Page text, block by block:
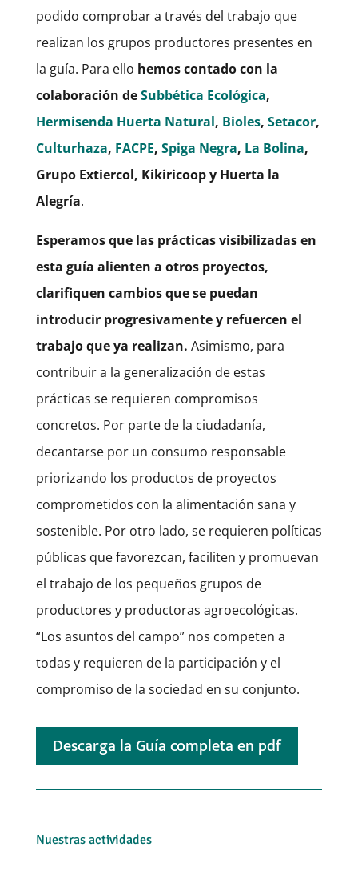
podido comprobar a través del trabajo que
realizan los grupos productores presentes en
la guía. Para ello hemos contado con la
colaboración deSubbética Ecológica,
Hermisenda Huerta Natural, Bioles, Setacor,
Culturhaza, FACPE, Spiga Negra, La Bolina,
Grupo Extiercol, Kikiricoop y Huerta la
Alegría.
Esperamos que las prácticas visibilizadas en
esta guía alienten a otros proyectos,
clarifiquen cambios que se puedan
introducir progresivamente y refuercen el
trabajo que ya realizan. Asimismo, para
contribuir a la generalización de estas
prácticas se requieren compromisos
concretos. Por parte de la ciudadanía,
decantarse por un consumo responsable
priorizando los productos de proyectos
comprometidos con la alimentación sana y
sostenible. Por otro lado, se requieren políticas
públicas que favorezcan, faciliten y promuevan
el trabajo de los pequeños grupos de
productores y productoras agroecológicas.
“Los asuntos del campo” nos competen a
todas y requieren de la participación y el
compromiso de la sociedad en su conjunto.
Descarga la Guía completa en pdf
Nuestras actividades